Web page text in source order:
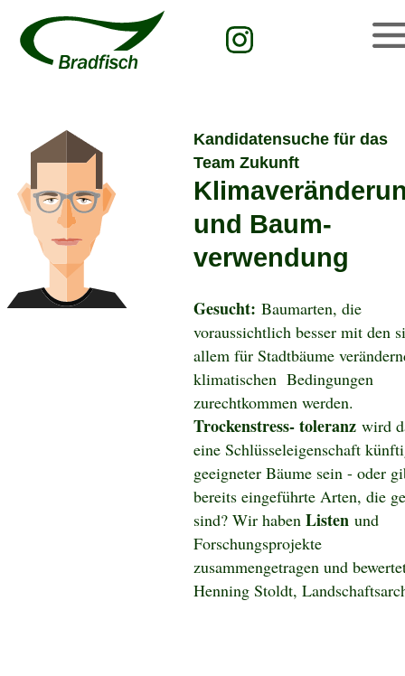
Kandidatensuche für das
Team Zukunft
und Baum-
verwendung
Gesucht: Baumarten, die
voraussichtlich besser mit den
allem für Stadtbäume
klimatischen Bedingungen
zurechtkommen werden.
Trockenstress- toleranz wird
eine Schlüsseleigenschaft
geeigneter Bäume sein - oder
bereits eingeführte Arten, die
sind? Wir haben Listen und
Forschungsprojekte
zusammengetragen und
Henning Stoldt,